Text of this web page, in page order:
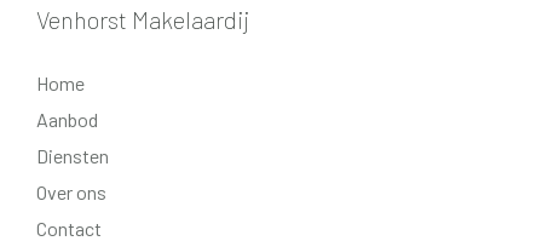
Venhorst Makelaardij
Home
Aanbod
Diensten
Over ons
Contact